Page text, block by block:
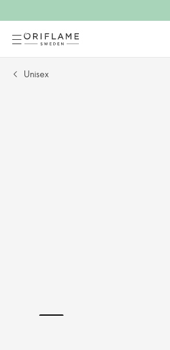
Unisex